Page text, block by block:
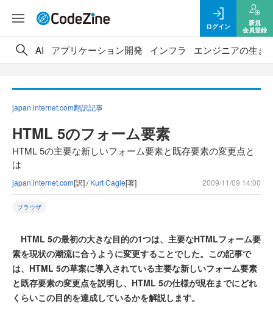
ログイン
新規
会員登録
AI アプリケーション開発 インフラ エンジニアの生き
japan.internet.com翻訳記事
HTML 5のフォーム要素
HTML 5の主要な新しいフォーム要素と既存要素の変更点と
は
japan.internet.com[訳] /Kurt Cagle[著] 2009/11/09 14:00
ブラウザ
HTML 5の最初の大きな目的の1つは、主要なHTMLフォーム要
素を現状の潮流に合うように変更することでした。この記事で
は、HTML 5の草案に導入されている主要な新しいフォーム要素
と既存要素の変更点を説明し、HTML 5の仕様が現在までにどれ
くらいこの目的を達成しているかを解説します。